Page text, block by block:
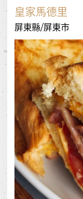
皇家馬德里
屏東縣/屏東市